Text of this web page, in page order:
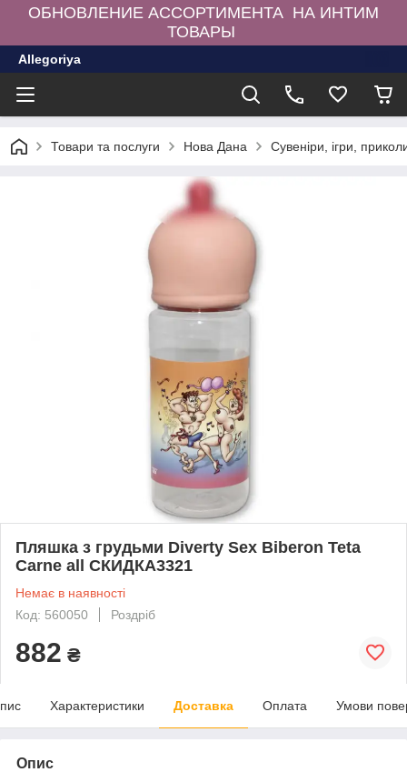
ОБНОВЛЕНИЕ АССОРТИМЕНТА НА ИНТИМ
ТОВАРЫ
Allegoriya
Товари та послуги Нова Дана Сувеніри, ігри,
Пляшка з грудьми Diverty Sex Biberon Teta
Carne all СКИДКА3321
Немає в наявності
Код: 560050
Роздріб
882 ₴
Характеристики Доставка Оплата Умови
Опис